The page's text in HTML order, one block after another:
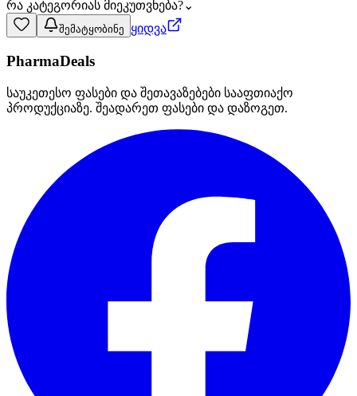
რა კატეგორიას მიეკუთვნება?⌄
შემატყობინე ყიდვა
PharmaDeals
საუკეთესო ფასები და შეთავაზებები სააფთიაქო
პროდუქციაზე. შეადარეთ ფასები და დაზოგეთ.